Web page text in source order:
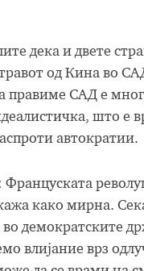
дека и двете
од Кина во
правиме САД е
што е
автократии.
: Француската
како мирна.
во демократските
влијание врз